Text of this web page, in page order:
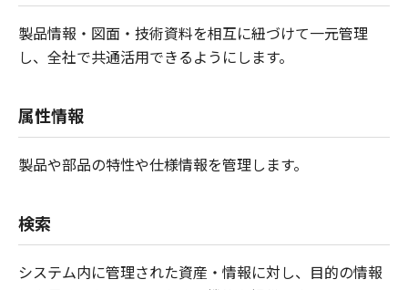
製品情報・図面・技術資料を相互に紐づけて一元管理
し、全社で共通活用できるようにします。
属性情報
製品や部品の特性や仕様情報を管理します。
検索
システム内に管理された資産・情報に対し、目的の情報